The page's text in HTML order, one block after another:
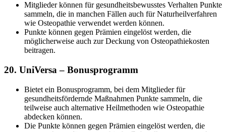
Mitglieder können für gesundheitsbewusstes Verhalten Punkte
sammeln, die in manchen Fällen auch für Naturheilverfahren
wie Osteopathie verwendet werden können.
Punkte können gegen Prämien eingelöst werden, die
möglicherweise auch zur Deckung von Osteopathiekosten
beitragen.
20. UniVersa – Bonusprogramm
Bietet ein Bonusprogramm, bei dem Mitglieder für
gesundheitsfördernde Maßnahmen Punkte sammeln, die
teilweise auch alternative Heilmethoden wie Osteopathie
abdecken können.
Die Punkte können gegen Prämien eingelöst werden, die